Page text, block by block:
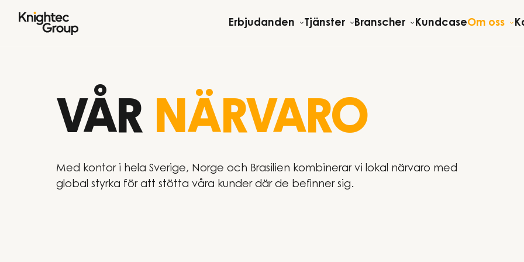
Erbjudanden
Tjänster Branscher KundcaseOm oss
VÅR NÄRVARO
Med kontor i hela Sverige, Norge och Brasilien kombinerar vi lokal närvaro med
global styrka för att stötta våra kunder där de befinner sig.